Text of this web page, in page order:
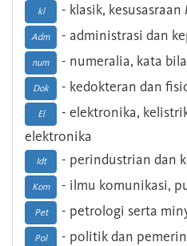
kl - klasik,
Adm - administrasi dan
num - numeralia, kata
Dok - kedokteran dan
El
- elektronika,
elektronika
Idt - perindustrian dan
Kom - ilmu komunikasi,
Pet - petrologi serta
Pol - politik dan